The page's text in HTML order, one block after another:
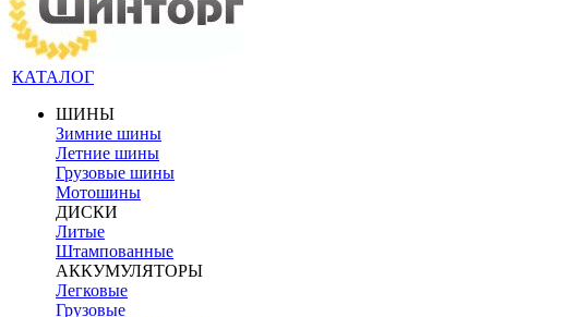
КАТАЛОГ
ШИНЫ
Зимние шины
Летние шины
Грузовые шины
Мотошины
ДИСКИ
Литые
Штампованные
АККУМУЛЯТОРЫ
Легковые
Грузовые